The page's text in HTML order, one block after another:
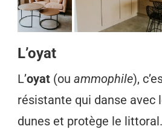
L’oyat
L’oyat (ou ammophile),
résistante qui danse avec
dunes et protège le